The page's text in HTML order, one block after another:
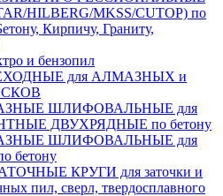
HILBERG/MKSS/CUTOP) по
Кирпичу, Граниту,
и бензопил
для АЛМАЗНЫХ и
ШЛИФОВАЛЬНЫЕ для
ДВУХРЯДНЫЕ по бетону
ШЛИФОВАЛЬНЫЕ для
бетону
КРУГИ для заточки и
пил, сверл, твердосплавного